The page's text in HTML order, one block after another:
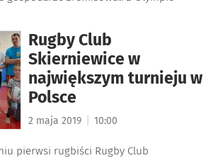
Rugby Club
Skierniewice w
największym turnieju w
Polsce
2 maja 2019 10:00
pierwsi rugbiści Rugby Club